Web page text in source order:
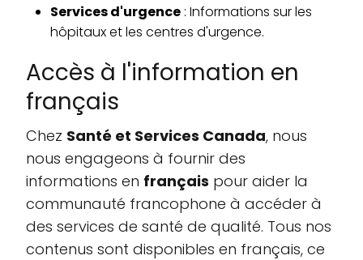
Services d'urgence : Informations sur les
hôpitaux et les centres d'urgence.
Accès à l'information en
français
Chez Santé et Services Canada, nous
nous engageons à fournir des
informations en français pour aider la
communauté francophone à accéder à
des services de santé de qualité. Tous nos
contenus sont disponibles en français, ce